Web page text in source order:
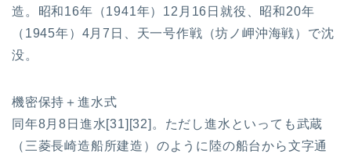
造。昭和16年（1941年）12月16日就役、昭和20年
（1945年）4月7日、天一号作戦（坊ノ岬沖海戦）で沈
没。
機密保持＋進水式
同年8月8日進水[31][32]。ただし進水といっても武蔵
（三菱長崎造船所建造）のように陸の船台から文字通